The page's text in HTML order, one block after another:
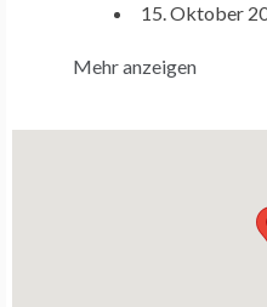
15. Oktober
Mehr anzeigen